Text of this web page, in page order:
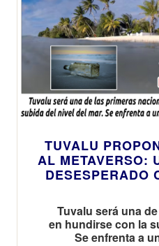
TUVALU
AL METAVERSO:
DESESPERADO
Tuvalu será una
en hundirse con la
Se enfrenta a